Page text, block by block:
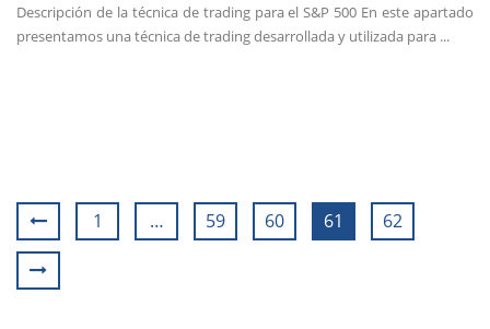
Descripción de la técnica de trading para el S&P 500 En este apartado
presentamos una técnica de trading desarrollada y utilizada para ...
1 … 59 60 61 62